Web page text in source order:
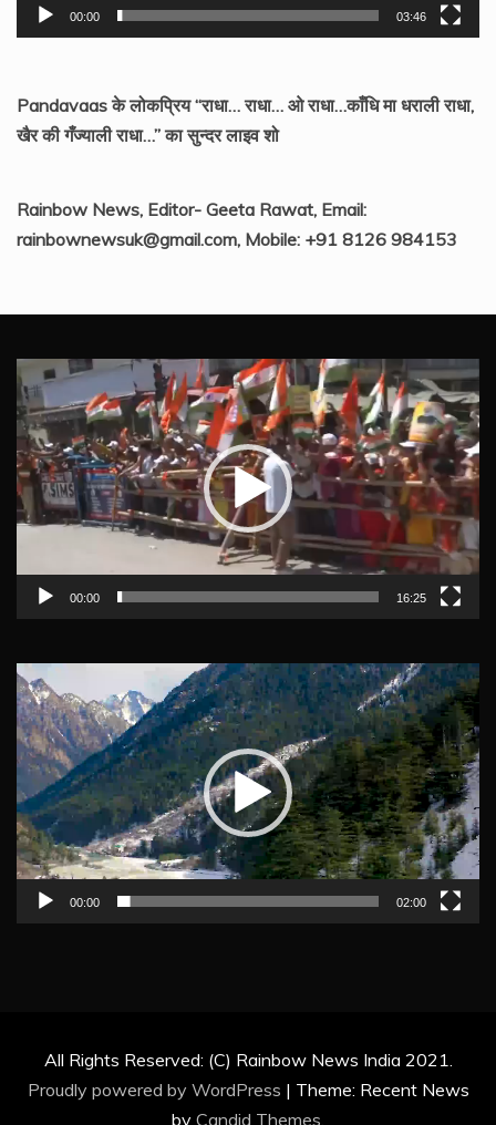
00:00 03:46
Pandavaas के लोकप्रिय “राधा… राधा… ओ राधा…काँधि मा धराली राधा,
खैर की गँज्याली राधा…” का सुन्दर लाइव शो
Rainbow News, Editor- Geeta Rawat, Email:
rainbownewsuk@gmail.com, Mobile: +91 8126 984153
Video
Player
00:00 16:25
Video
Player
00:00 02:00
All Rights Reserved: (C) Rainbow News India 2021.
Proudly powered by WordPress | Theme: Recent News
by Candid Themes